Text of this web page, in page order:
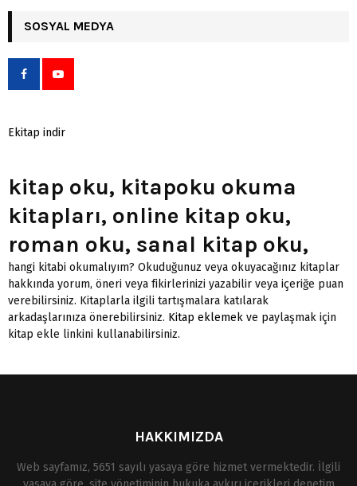
SOSYAL MEDYA
Ekitap indir
kitap oku, kitapoku okuma
kitapları, online kitap oku,
roman oku, sanal kitap oku,
hangi kitabi okumalıyım? Okuduğunuz veya okuyacağınız kitaplar
hakkında yorum, öneri veya fikirlerinizi yazabilir veya içeriğe puan
verebilirsiniz. Kitaplarla ilgili tartışmalara katılarak
arkadaşlarınıza önerebilirsiniz. Kitap eklemek ve paylaşmak için
kitap ekle linkini kullanabilirsiniz.
HAKKIMIZDA
Web sayfamız, 5651 sayılı yasaya göre hizmet vermektedir. İlgili